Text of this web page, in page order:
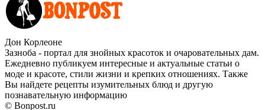
Дон Корлеоне
Зазноба - портал для знойных красоток и очаровательных дам.
Ежедневно публикуем интересные и актуальные статьи о
моде и красоте, стили жизни и крепких отношениях. Также
Вы найдете рецепты изумительных блюд и другую
познавательную информацию
© Bonpost.ru